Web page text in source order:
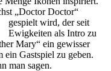
„Doctor Doctor“
gespielt wird, der seit
Ewigkeiten als Intro zu
Mary“ ein gewisser
ein Gastspiel zu geben.
man sagen.